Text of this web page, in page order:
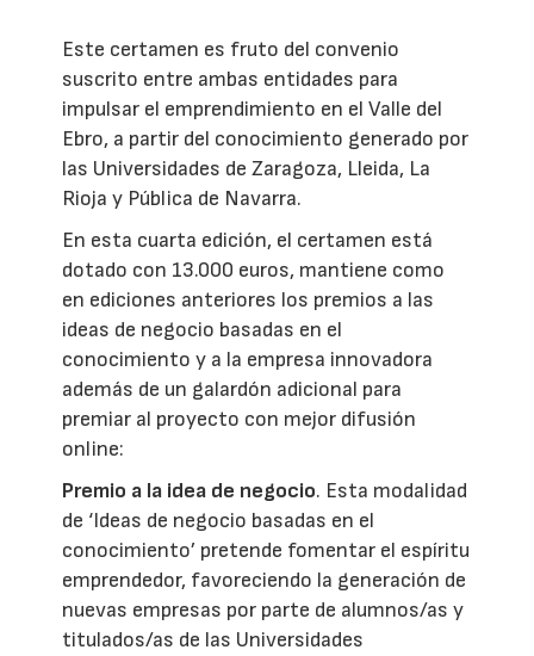
Este certamen es fruto del convenio
suscrito entre ambas entidades para
impulsar el emprendimiento en el Valle del
Ebro, a partir del conocimiento generado por
las Universidades de Zaragoza, Lleida, La
Rioja y Pública de Navarra.
En esta cuarta edición, el certamen está
dotado con 13.000 euros, mantiene como
en ediciones anteriores los premios a las
ideas de negocio basadas en el
conocimiento y a la empresa innovadora
además de un galardón adicional para
premiar al proyecto con mejor difusión
online:
Premio a la idea de negocio. Esta modalidad
de ‘Ideas de negocio basadas en el
conocimiento’ pretende fomentar el espíritu
emprendedor, favoreciendo la generación de
nuevas empresas por parte de alumnos/as y
titulados/as de las Universidades